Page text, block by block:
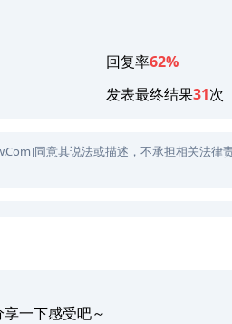
回复率62%
发表最终结果31次
同意其说法或描述，不承担相关法律
一下感受吧～